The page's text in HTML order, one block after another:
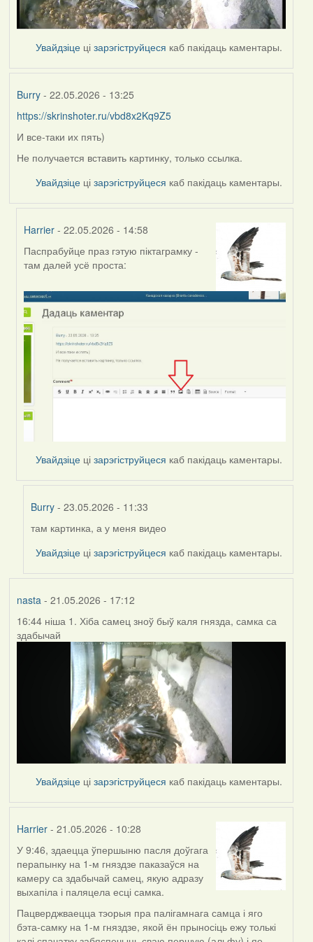
Увайдзіце цізарэгіструйцеся каб пакідаць каментары.
Burry- 22.05.2026 - 13:25
https://skrinshoter.ru/vbd8x2Kq9Z5
И все-таки их пять)
Не получается вставить картинку, только ссылка.
Увайдзіце цізарэгіструйцеся каб пакідаць каментары.
Harrier - 22.05.2026 - 14:58
In
reply
by
Burry
Паспрабуйце праз гэтую піктаграмку -
там далей усё проста:
Увайдзіце цізарэгіструйцеся каб пакідаць каментары.
Burry - 23.05.2026 - 11:33
In
reply
by
там картинка, а у меня видео
Увайдзіце цізарэгіструйцеся каб пакідаць каментары.
nasta- 21.05.2026 - 17:12
16:44 ніша 1. Хіба самец зноў быў каля гнязда, самка са
здабычай
Увайдзіце цізарэгіструйцеся каб пакідаць каментары.
Harrier- 21.05.2026 - 10:28
У 9:46, здаецца ўпершыню пасля доўгага
перапынку на 1-м гняздзе паказаўся на
камеру са здабычай самец, якую адразу
выхапіла і паляцела есці самка.
Пацверджваецца тэорыя пра палігамнага самца і яго
бэта-самку на 1-м гняздзе, якой ён прыносіць ежу толькі